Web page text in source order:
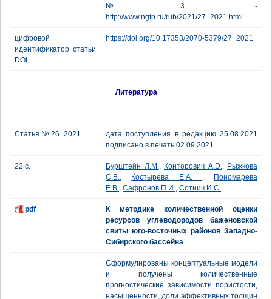
№3. -
http://www.ngtp.ru/rub/2021/27_2021.html
цифровой
идентификатор статьи
DOI
https://doi.org/10.17353/2070-5379/27_2021
Литература
Статья № 26_2021
дата поступления в редакцию 25.08.2021
подписано в печать 02.09.2021
22 с. Бурштейн Л.М., Конторович А.Э., Рыжкова
С.В., Костырева Е.А. ,
Пономарева
Е.В., Сафронов П.И., Сотнич И.С.
pdf
К методике количественной оценки
ресурсов углеводородов баженовской
свиты юго-восточных районов Западно-
Сибирского бассейна
Сформулированы концептуальные модели
и получены количественные
прогностические зависимости пористости,
насыщенности, доли эффективных толщин